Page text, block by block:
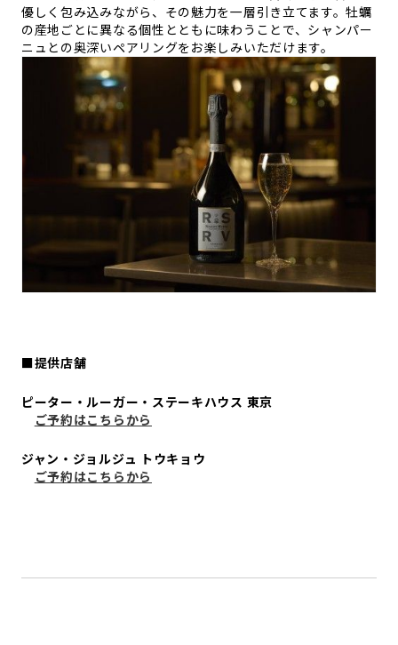
優しく包み込みながら、その魅力を一層引き立てます。牡蠣
の産地ごとに異なる個性とともに味わうことで、シャンパー
ニュとの奥深いペアリングをお楽しみいただけます。
■提供店舗
ピーター・ルーガー・ステーキハウス 東京
ご予約はこちらから
ジャン・ジョルジュ トウキョウ
ご予約はこちらから